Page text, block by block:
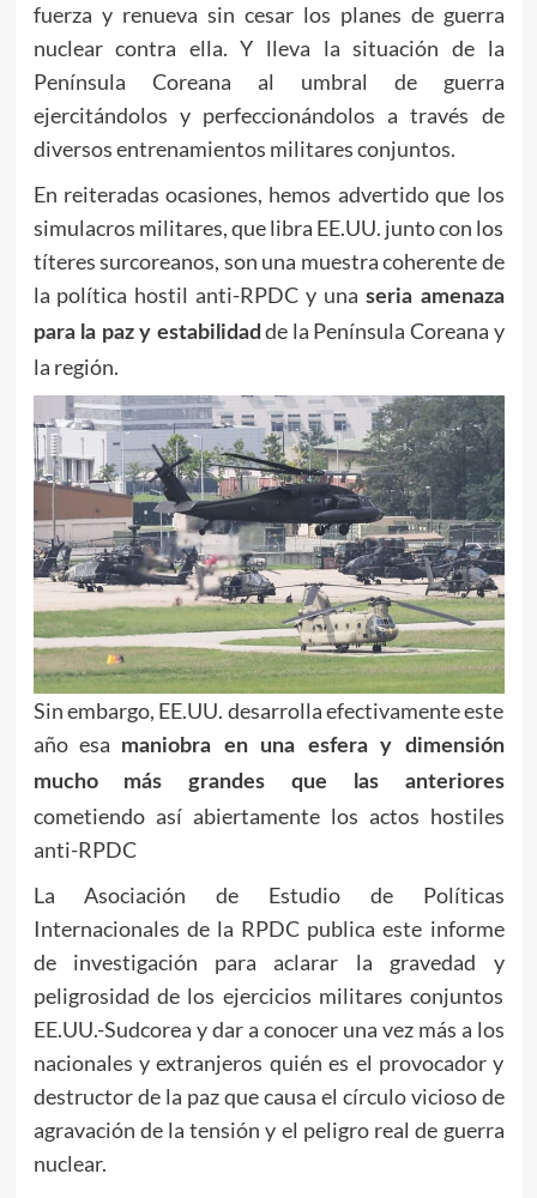
fuerza y renueva sin cesar los planes de guerra
nuclear contra ella. Y lleva la situación de la
Península Coreana al umbral de guerra
ejercitándolos y perfeccionándolos a través de
diversos entrenamientos militares conjuntos.
En reiteradas ocasiones, hemos advertido que los
simulacros militares, que libra EE.UU. junto con los
títeres surcoreanos, son una muestra coherente de
la política hostil anti-RPDC y una seria amenaza
para la paz y estabilidad de la Península Coreana y
la región.
Sin embargo, EE.UU. desarrolla efectivamente este
año esa
maniobra en una esfera y dimensión
mucho más grandes que las anteriores
cometiendo así abiertamente los actos hostiles
anti-RPDC
La Asociación de Estudio de Políticas
Internacionales de la RPDC publica este informe
de investigación para aclarar la gravedad y
peligrosidad de los ejercicios militares conjuntos
EE.UU.-Sudcorea y dar a conocer una vez más a los
nacionales y extranjeros quién es el provocador y
destructor de la paz que causa el círculo vicioso de
agravación de la tensión y el peligro real de guerra
nuclear.